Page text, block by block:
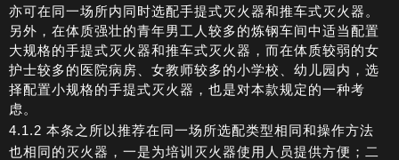
亦可在同一场所内同时选配手提式灭火器和推车式灭火器。
另外，在体质强壮的青年男工人较多的炼钢车间中适当配置
大规格的手提式灭火器和推车式灭火器，而在体质较弱的女
护士较多的医院病房、女教师较多的小学校、幼儿园内，选
择配置小规格的手提式灭火器，也是对本款规定的一种考
虑。
4.1.2 本条之所以推荐在同一场所选配类型相同和操作方法
也相同的灭火器，一是为培训灭火器使用人员提供方便；二